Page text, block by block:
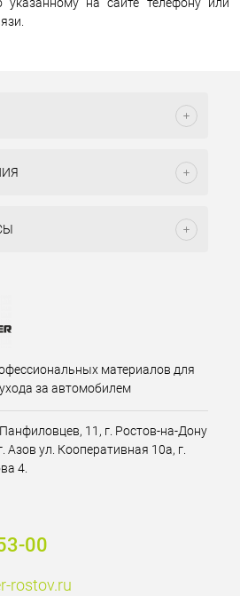
материалов для
за автомобилем
11, г. Ростов-на-Дону
Азов ул. Кооперативная 10а, г.
4.
00
rostov.ru